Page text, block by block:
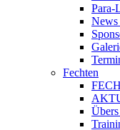
Para-
News
Fechten